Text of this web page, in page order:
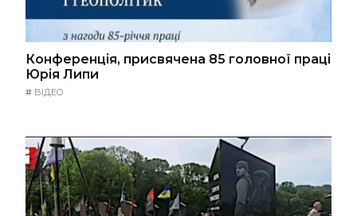
Конференція, присвячена 85 головної праці
Юрія Липи
# ВІДЕО